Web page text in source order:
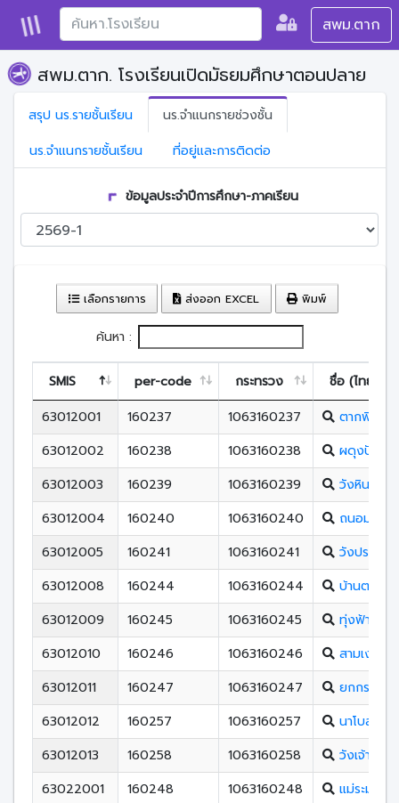
สพม.ตาก
สพม.ตาก. โรงเรียนเปิดมัธยมศึกษาตอนปลาย
สรุป นร.รายชั้นเรียน
นร.จำแนกรายช่วงชั้น
นร.จำแนกรายชั้นเรียน
ที่อยู่และการติดต่อ
ข้อมูลประจำปีการศึกษา-ภาคเรียน
เลือกรายการ ส่งออก EXCEL พิมพ์
ค้นหา :
SMIS per-code กระทรวง
ชื่อ (ไทย)
63012001
160237 1063160237
ตากพิทยา
63012002
160238 1063160238
ผดุงปัญญ
63012003
160239 1063160239
วังหินกิตติ
63012004
160240 1063160240
ถนอมราษ
63012005
160241 1063160241
วังประจบ
63012008
160244 1063160244
บ้านตาก(ป
63012009
160245 1063160245
ทุ่งฟ้าวิทย
63012010
160246 1063160246
สามเงาวิท
63012011
160247 1063160247
ยกกระบัต
63012012
160257 1063160257
นาโบสถ์พิ
63012013
160258 1063160258
วังเจ้าวิทย
63022001
160248 1063160248
แม่ระมาด